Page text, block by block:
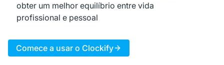
obter um melhor equilíbrio entre vida
profissional e pessoal
Comece a usar o Clockify